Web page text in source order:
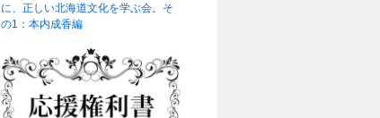
に、正しい北海道文化を学ぶ会。そ
の1：本内成香編